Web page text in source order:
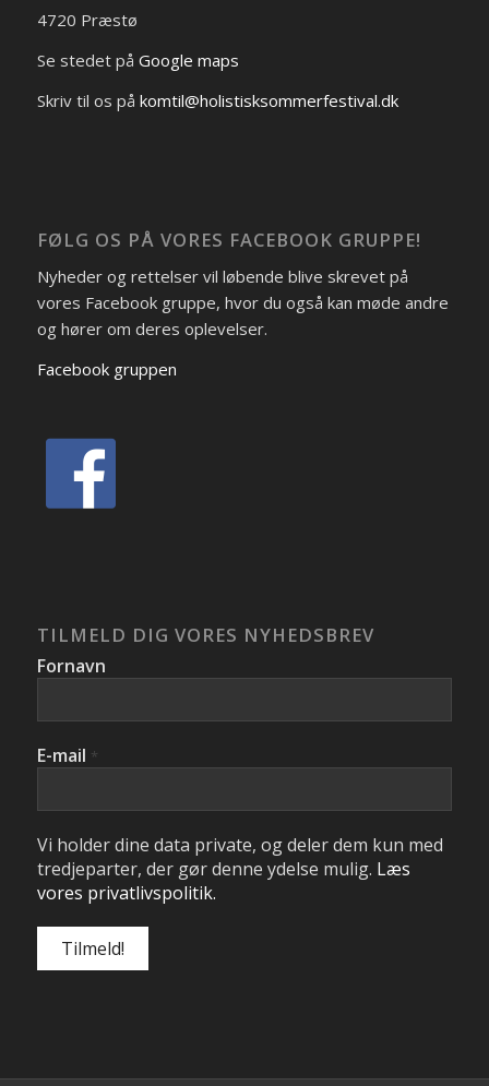
4720 Præstø
Se stedet på Google maps
Skriv til os på komtil@holistisksommerfestival.dk
FØLG OS PÅ VORES FACEBOOK GRUPPE!
Nyheder og rettelser vil løbende blive skrevet på
vores Facebook gruppe, hvor du også kan møde andre
og hører om deres oplevelser.
Facebook gruppen
TILMELD DIG VORES NYHEDSBREV
Fornavn
E-mail *
Vi holder dine data private, og deler dem kun med
tredjeparter, der gør denne ydelse mulig. Læs
vores privatlivspolitik.